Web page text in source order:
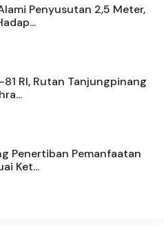
Penyusutan 2,5 Meter,
81 RI, Rutan Tanjungpinang
Penertiban Pemanfaatan
Ket...